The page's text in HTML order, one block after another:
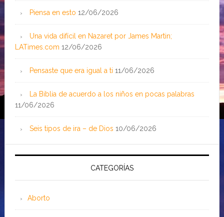
Piensa en esto 12/06/2026
Una vida difícil en Nazaret por James Martin;
LATimes.com 12/06/2026
Pensaste que era igual a ti 11/06/2026
La Biblia de acuerdo a los niños en pocas palabras
11/06/2026
Seis tipos de ira – de Dios 10/06/2026
CATEGORÍAS
Aborto